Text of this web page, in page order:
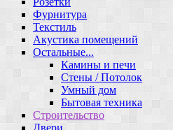
Фурнитура
Текстиль
Акустика помещений
Остальные...
Камины и печи
Стены / Потолок
Умный дом
Бытовая техника
Строительство
Двери